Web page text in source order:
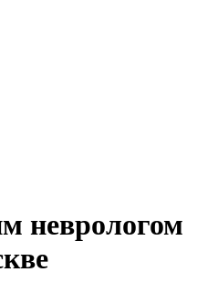
неврологом